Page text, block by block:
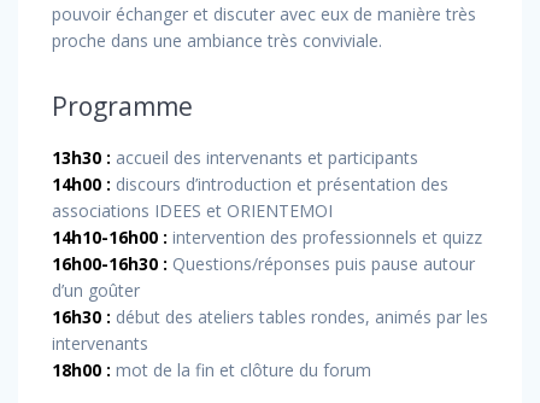
pouvoir échanger et discuter avec eux de manière très
proche dans une ambiance très conviviale.
Programme
13h30 : accueil des intervenants et participants
14h00 : discours d’introduction et présentation des
associations IDEES et ORIENTEMOI
14h10-16h00 : intervention des professionnels et quizz
16h00-16h30 : Questions/réponses puis pause autour
d’un goûter
16h30 : début des ateliers tables rondes, animés par les
intervenants
18h00 : mot de la fin et clôture du forum